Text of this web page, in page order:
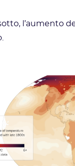
l’aumento